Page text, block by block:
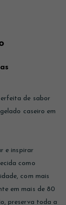
de sabor
caseiro em
e inspirar
como
com mais
em mais de 80
preserva toda a